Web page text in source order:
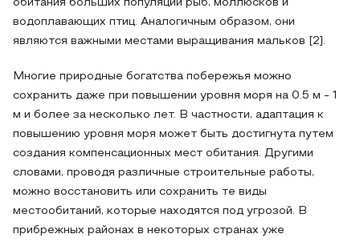
обитания больших популяций рыб, моллюсков и
водоплавающих птиц. Аналогичным образом, они
являются важными местами выращивания мальков [2].
Многие природные богатства побережья можно
сохранить даже при повышении уровня моря на 0.5 м - 1
м и более за несколько лет. В частности, адаптация к
повышению уровня моря может быть достигнута путем
создания компенсационных мест обитания. Другими
словами, проводя различные строительные работы,
можно восстановить или сохранить те виды
местообитаний, которые находятся под угрозой. В
прибрежных районах в некоторых странах уже